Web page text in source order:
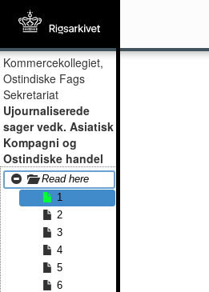
Kommercekollegiet,
Ostindiske Fags
Sekretariat
Ujournaliserede
sager vedk. Asiatisk
Kompagni og
Ostindiske handel
Read here
1
2
3
4
5
6